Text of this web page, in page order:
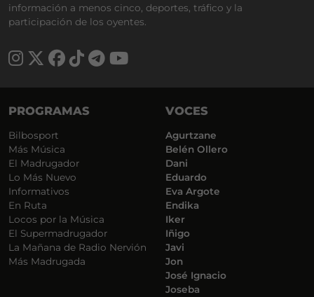
información a menos cinco, deportes, tráfico y la
participación de los oyentes.
PROGRAMAS
Bilbosport
Más Música
El Madrugador
Lo Más Nuevo
Informativos
En Ruta
Locos por la Música
El Supermadrugador
La Mañana de Radio Nervión
Más Madrugada
VOCES
Agurtzane
Belén Ollero
Dani
Eduardo
Eva Argote
Endika
Iker
Iñigo
Javi
Jon
José Ignacio
Joseba